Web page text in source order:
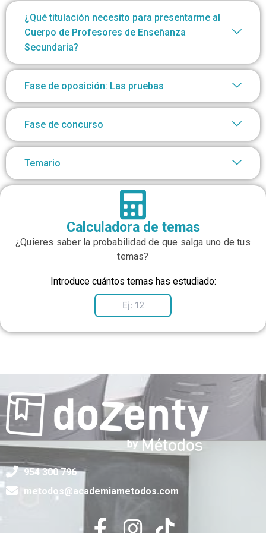
¿Qué titulación necesito para presentarme al
Cuerpo de Profesores de Enseñanza
Secundaria?
Fase de oposición: Las pruebas
Fase de concurso
Temario
Calculadora de temas
¿Quieres saber la probabilidad de que salga uno de tus
temas?
Introduce cuántos temas has estudiado:
954 300 796
metodos@academiametodos.com
F
I
T